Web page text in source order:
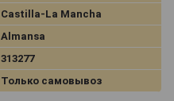
Castilla-La Mancha
Almansa
313277
Только самовывоз